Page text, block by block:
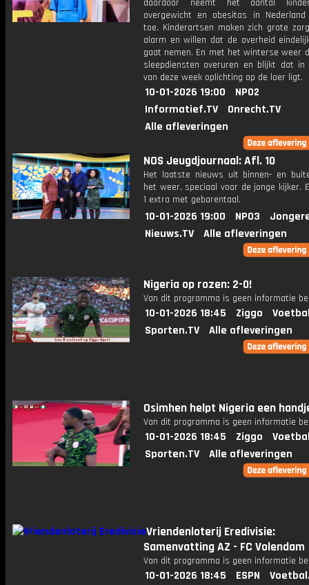
daardoor neemt het aantal
overgewicht en obesitas in Nederland
toe. Kinderartsen maken zich grote
alarm en willen dat de overheid
gaat nemen. En met het winterse weer
sleepdiensten overuren en blijkt dat in
van deze week oplichting op de loer ligt.
10-01-2026 19:00
NPO2
Informatief.TV
Onrecht.TV
Alle afleveringen
NOS Jeugdjournaal: Afl. 10
Het laatste nieuws uit binnen- en
het weer, speciaal voor de jonge kijker.
1 extra met gebarentaal.
10-01-2026 19:00 NPO3
Nieuws.TV
Alle afleveringen
Nigeria op rozen: 2-0!
Van dit programma is geen informatie
10-01-2026 18:45 Ziggo
Sporten.TV
Alle afleveringen
Osimhen helpt Nigeria een
Van dit programma is geen informatie
10-01-2026 18:45 Ziggo
Sporten.TV
Alle afleveringen
Vriendenloterij Eredivisie:
Samenvatting AZ - FC Volendam
Van dit programma is geen informatie
10-01-2026 18:45 ESPN